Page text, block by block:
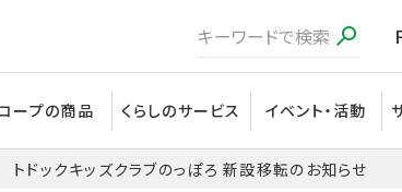
ープの商品 くらしのサービス イベント・活動
トドックキッズクラブのっぽろ 新設移転のお知らせ